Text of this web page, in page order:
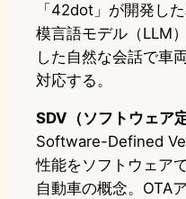
「42dot」が開発し
模言語モデル（LLM
した自然な会話で車
対応する。
SDV（ソフトウェア
Software-Defined
性能をソフトウェア
自動車の概念。OTA